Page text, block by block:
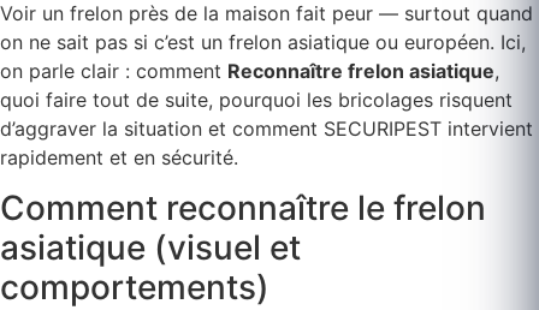
Voir un frelon près de la maison fait peur — surtout quand
on ne sait pas si c’est un frelon asiatique ou européen. Ici,
on parle clair : comment Reconnaître frelon asiatique,
quoi faire tout de suite, pourquoi les bricolages risquent
d’aggraver la situation et comment SECURIPEST intervient
rapidement et en sécurité.
Comment reconnaître le frelon
asiatique (visuel et
comportements)